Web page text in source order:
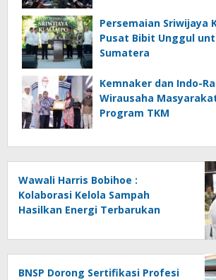
Persemaian Sriwijaya
Pusat Bibit Unggul
Sumatera
Kemnaker dan Indo-
Wirausaha
Program TKM
Wawali Harris Bobihoe :
Kolaborasi Kelola Sampah
Hasilkan Energi Terbarukan
BNSP Dorong Sertifikasi Profesi